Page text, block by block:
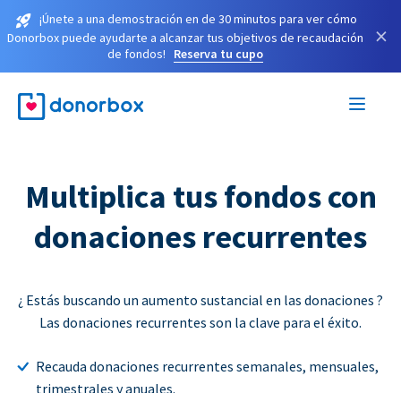
¡Únete a una demostración en de 30 minutos para ver cómo
Donorbox puede ayudarte a alcanzar tus objetivos de recaudación
de fondos!
Reserva tu cupo
×
Multiplica tus fondos con
donaciones recurrentes
¿ Estás buscando un aumento sustancial en las donaciones ?
Las donaciones recurrentes son la clave para el éxito.
Recauda donaciones recurrentes semanales, mensuales,
trimestrales y anuales.